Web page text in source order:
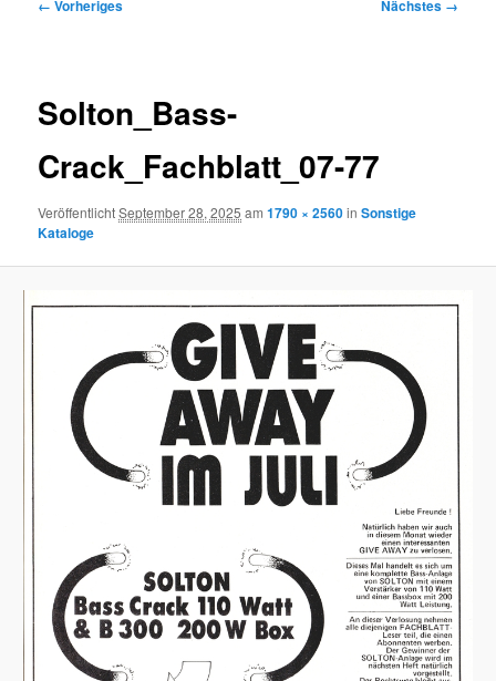
← Vorheriges Nächstes →
Solton_Bass-
Crack_Fachblatt_07-77
VeröffentlichtSeptember 28, 2025 am1790 × 2560inSonstige
Kataloge